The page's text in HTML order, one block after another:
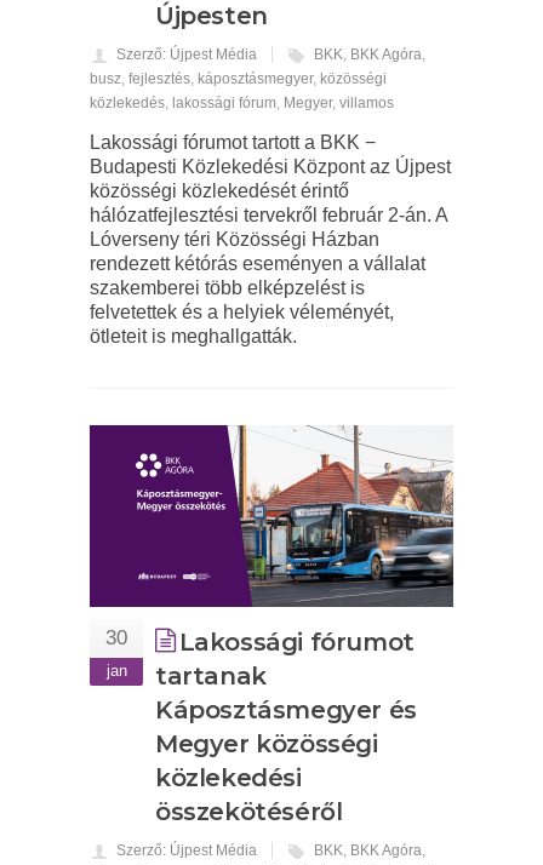
Újpesten
Szerző: Újpest Média BKK, BKK Agóra,
busz, fejlesztés, káposztásmegyer, közösségi
közlekedés, lakossági fórum, Megyer, villamos
Lakossági fórumot tartott a BKK −
Budapesti Közlekedési Központ az Újpest
közösségi közlekedését érintő
hálózatfejlesztési tervekről február 2-án. A
Lóverseny téri Közösségi Házban
rendezett kétórás eseményen a vállalat
szakemberei több elképzelést is
felvetettek és a helyiek véleményét,
ötleteit is meghallgatták.
30
jan
Lakossági fórumot
tartanak
Káposztásmegyer és
Megyer közösségi
közlekedési
összekötéséről
Szerző: Újpest Média BKK, BKK Agóra,